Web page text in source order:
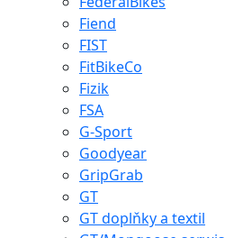
Fiend
FIST
FitBikeCo
Fizik
FSA
G-Sport
Goodyear
GripGrab
GT
GT doplňky a textil